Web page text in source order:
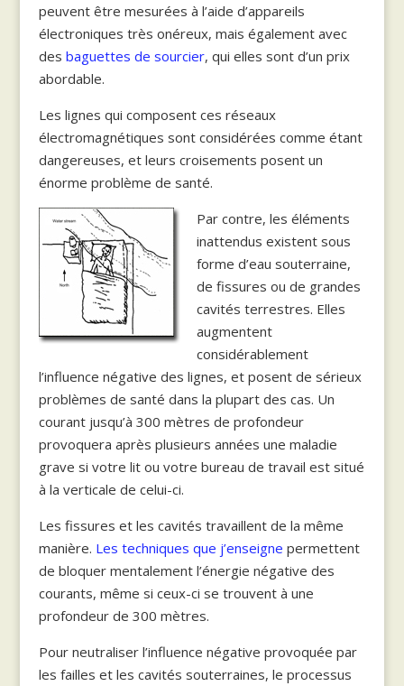
peuvent être mesurées à l’aide d’appareils
électroniques très onéreux, mais également avec
des baguettes de sourcier, qui elles sont d’un prix
abordable.
Les lignes qui composent ces réseaux
électromagnétiques sont considérées comme étant
dangereuses, et leurs croisements posent un
énorme problème de santé.
Par contre, les éléments
inattendus existent sous
forme d’eau souterraine,
de fissures ou de grandes
cavités terrestres. Elles
augmentent
considérablement
l’influence négative des lignes, et posent de sérieux
problèmes de santé dans la plupart des cas. Un
courant jusqu’à 300 mètres de profondeur
provoquera après plusieurs années une maladie
grave si votre lit ou votre bureau de travail est situé
à la verticale de celui-ci.
Les fissures et les cavités travaillent de la même
manière. Les techniques que j’enseigne permettent
de bloquer mentalement l’énergie négative des
courants, même si ceux-ci se trouvent à une
profondeur de 300 mètres.
Pour neutraliser l’influence négative provoquée par
les failles et les cavités souterraines, le processus